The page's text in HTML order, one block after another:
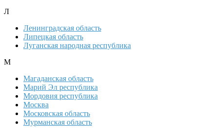
Л
Ленинградская область
Липецкая область
Луганская народная республика
М
Магаданская область
Марий Эл республика
Мордовия республика
Москва
Московская область
Мурманская область